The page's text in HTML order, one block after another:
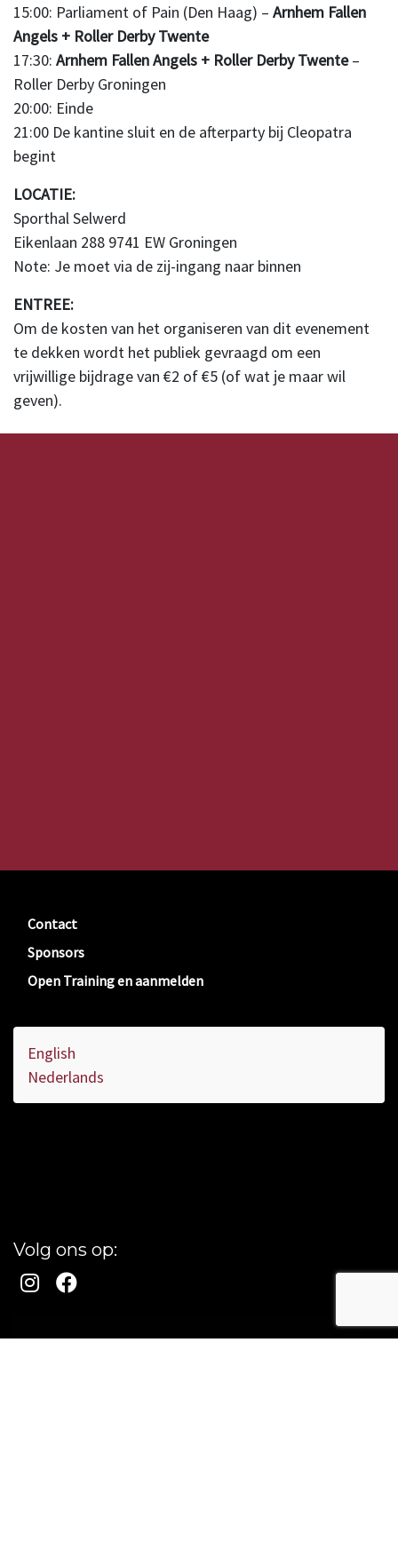
15:00: Parliament of Pain (Den Haag) – Arnhem Fallen
Angels + Roller Derby Twente
17:30: Arnhem Fallen Angels + Roller Derby Twente–
Roller Derby Groningen
20:00: Einde
21:00 De kantine sluit en de afterparty bij Cleopatra
begint
LOCATIE:
Sporthal Selwerd
Eikenlaan 288 9741 EW Groningen
Note: Je moet via de zij-ingang naar binnen
ENTREE:
Om de kosten van het organiseren van dit evenement
te dekken wordt het publiek gevraagd om een
vrijwillige bijdrage van €2 of €5 (of wat je maar wil
geven).
Contact
Sponsors
Open Training en aanmelden
English
Nederlands
Volg ons op: